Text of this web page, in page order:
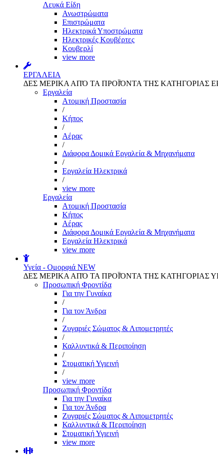
Λευκά Είδη
Ανωστρώματα
Επιστρώματα
Ηλεκτρικά Υποστρώματα
Ηλεκτρικές Κουβέρτες
Κουβερλί
view more
ΕΡΓΑΛΕΙΑ
ΔΕΣ ΜΕΡΙΚΑ ΑΠΌ ΤΑ ΠΡΟΪΌΝΤΑ ΤΗΣ ΚΑΤΗΓΟΡΙΑΣ
Εργαλεία
Aτομική Προστασία
/
Kήπος
/
Αέρας
/
Διάφορα Δομικά Εργαλεία & Μηχανήματα
/
Εργαλεία Ηλεκτρικά
/
view more
Εργαλεία
Aτομική Προστασία
Kήπος
Αέρας
Διάφορα Δομικά Εργαλεία & Μηχανήματα
Εργαλεία Ηλεκτρικά
view more
Υγεία - Ομορφιά NEW
ΔΕΣ ΜΕΡΙΚΑ ΑΠΌ ΤΑ ΠΡΟΪΌΝΤΑ ΤΗΣ ΚΑΤΗΓΟΡΙΑΣ
Προσωπική Φροντίδα
Για την Γυναίκα
/
Για τον Άνδρα
/
Ζυγαριές Σώματος & Λιπομετρητές
/
Καλλυντικά & Περιποίηση
/
Στοματική Υγιεινή
/
view more
Προσωπική Φροντίδα
Για την Γυναίκα
Για τον Άνδρα
Ζυγαριές Σώματος & Λιπομετρητές
Καλλυντικά & Περιποίηση
Στοματική Υγιεινή
view more